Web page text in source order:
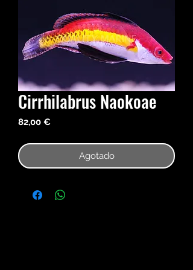
Cirrhilabrus Naokoae
82,00 €Precio
Agotado